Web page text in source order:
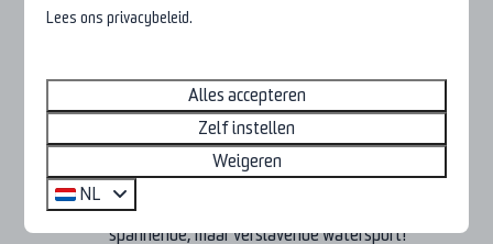
Surfkamp
In samenwerking met Hookipa Beach bieden wij
surflessenaan van 1 juni tot 1 oktober in
spannende, maar verslavende watersport!
Lees ons privacybeleid.
Alles accepteren
Zelf instellen
Weigeren
NL